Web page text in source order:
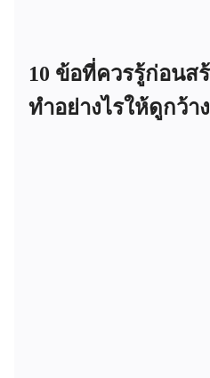
10 ข้อที่ควรรู้ก่อนส
ทำอย่างไรให้ดูกว้า